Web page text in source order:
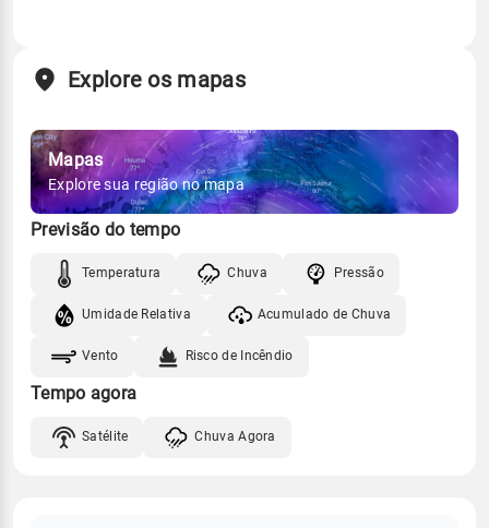
Explore os mapas
Mapas
Explore sua região no mapa
Previsão do tempo
Temperatura Chuva Pressão
Umidade Relativa Acumulado de Chuva
Vento Risco de Incêndio
Tempo agora
Satélite Chuva Agora